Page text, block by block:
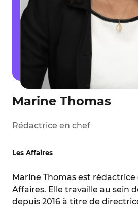
Marine Thomas
Rédactrice en chef
Les Affaires
Marine Thomas est rédactrice
Affaires. Elle travaille au sein
depuis 2016 à titre de